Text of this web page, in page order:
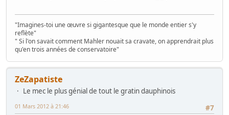
"Imagines-toi une œuvre si gigantesque que le monde entier s'y
reflète"
" Si l'on savait comment Mahler nouait sa cravate, on apprendrait plus
qu'en trois années de conservatoire"
ZeZapatiste
Le mec le plus génial de tout le gratin dauphinois
#7
01 Mars 2012 à 21:46